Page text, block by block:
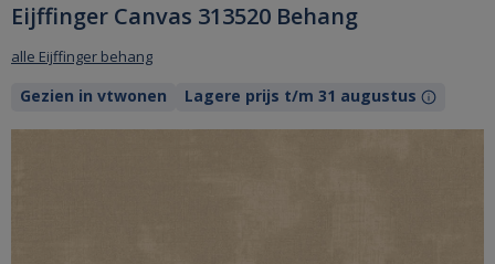
Eijffinger Canvas 313520 Behang
alle Eijffinger behang
Gezien in vtwonen Lagere prijs t/m 31 augustus